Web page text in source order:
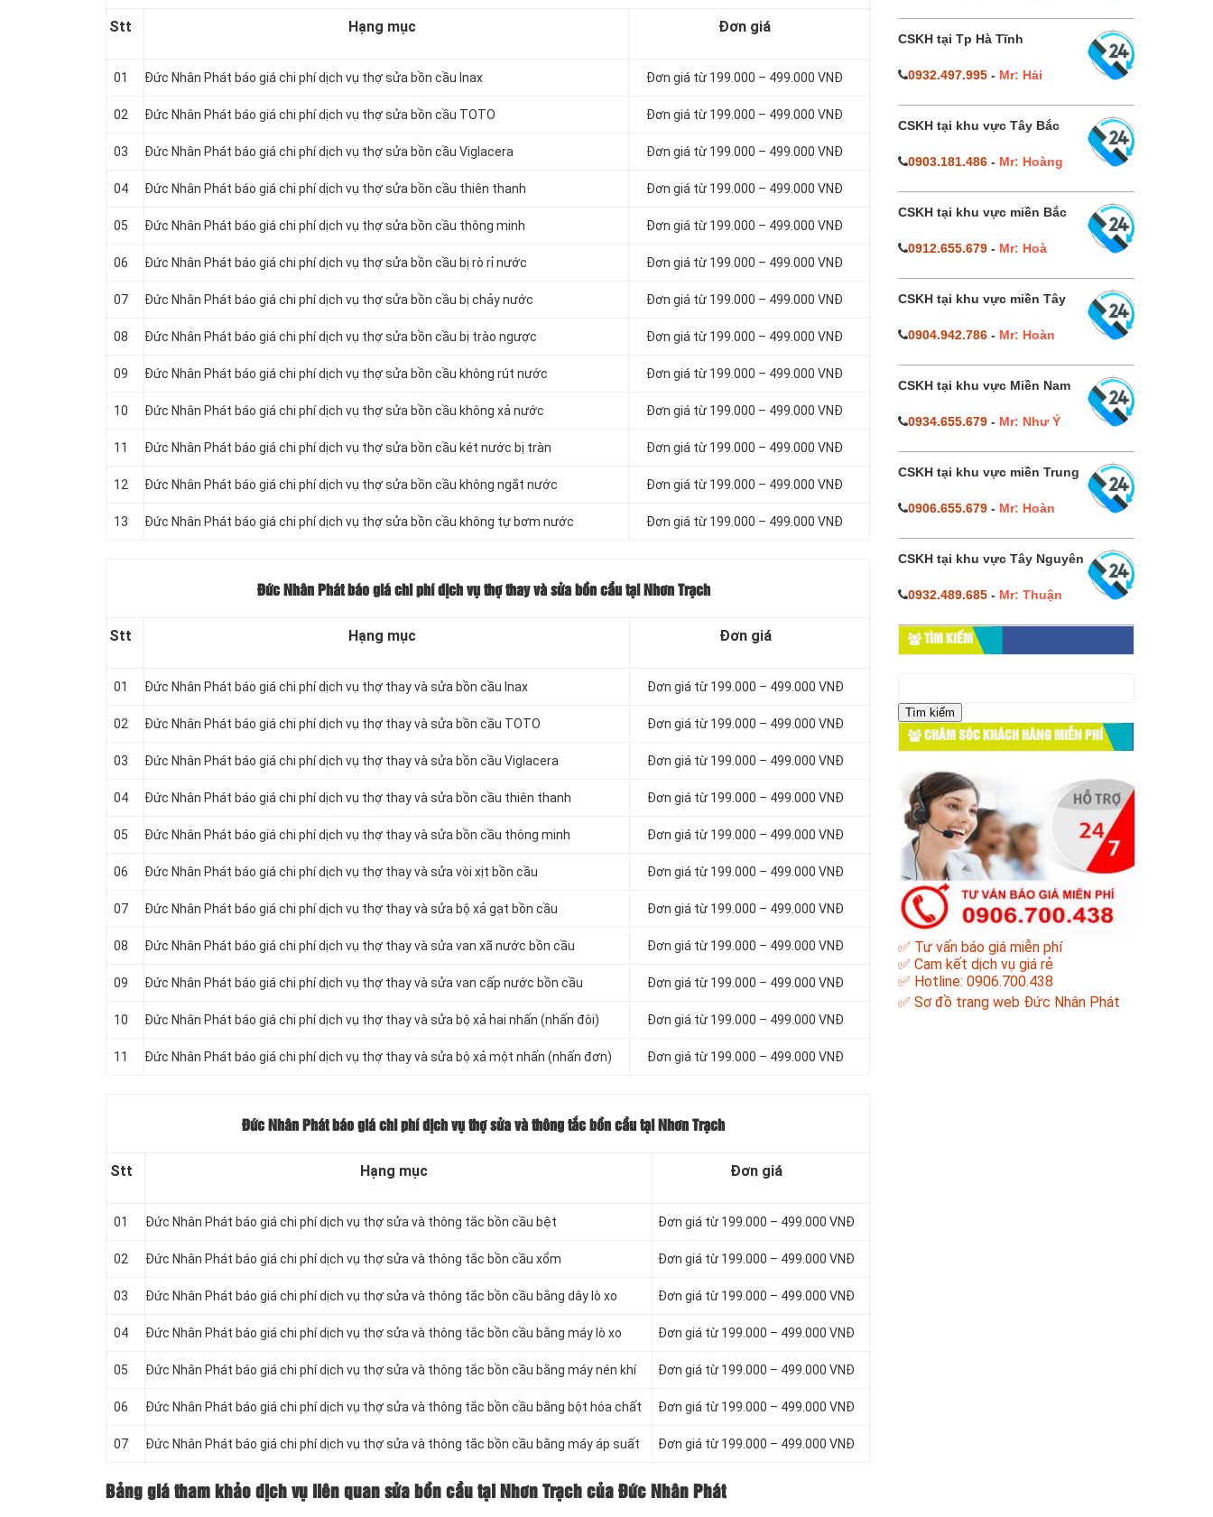
Stt Hạng mục Đơn giá
01 Đức Nhân Phát báo giá chi phí dịch vụ thợ sửa bồn cầu Inax Đơn giá từ 199.000 – 499.000 VNĐ
02 Đức Nhân Phát báo giá chi phí dịch vụ thợ sửa bồn cầu TOTO Đơn giá từ 199.000 – 499.000 VNĐ
03 Đức Nhân Phát báo giá chi phí dịch vụ thợ sửa bồn cầu Viglacera Đơn giá từ 199.000 – 499.000 VNĐ
04 Đức Nhân Phát báo giá chi phí dịch vụ thợ sửa bồn cầu thiên thanh Đơn giá từ 199.000 – 499.000 VNĐ
05 Đức Nhân Phát báo giá chi phí dịch vụ thợ sửa bồn cầu thông minh Đơn giá từ 199.000 – 499.000 VNĐ
06 Đức Nhân Phát báo giá chi phí dịch vụ thợ sửa bồn cầu bị rò rỉ nước Đơn giá từ 199.000 – 499.000 VNĐ
07 Đức Nhân Phát báo giá chi phí dịch vụ thợ sửa bồn cầu bị chảy nước Đơn giá từ 199.000 – 499.000 VNĐ
08 Đức Nhân Phát báo giá chi phí dịch vụ thợ sửa bồn cầu bị trào ngược Đơn giá từ 199.000 – 499.000 VNĐ
09 Đức Nhân Phát báo giá chi phí dịch vụ thợ sửa bồn cầu không rút nước Đơn giá từ 199.000 – 499.000 VNĐ
10 Đức Nhân Phát báo giá chi phí dịch vụ thợ sửa bồn cầu không xả nước Đơn giá từ 199.000 – 499.000 VNĐ
11 Đức Nhân Phát báo giá chi phí dịch vụ thợ sửa bồn cầu két nước bị tràn Đơn giá từ 199.000 – 499.000 VNĐ
12 Đức Nhân Phát báo giá chi phí dịch vụ thợ sửa bồn cầu không ngắt nước Đơn giá từ 199.000 – 499.000 VNĐ
13 Đức Nhân Phát báo giá chi phí dịch vụ thợ sửa bồn cầu không tự bơm nước Đơn giá từ 199.000 – 499.000 VNĐ
Đức Nhân Phát báo giá chi phí dịch vụ thợ thay và sửa bồn cầu tại Nhơn Trạch
Stt Hạng mục Đơn giá
01 Đức Nhân Phát báo giá chi phí dịch vụ thợ thay và sửa bồn cầu Inax Đơn giá từ 199.000 – 499.000 VNĐ
02 Đức Nhân Phát báo giá chi phí dịch vụ thợ thay và sửa bồn cầu TOTO Đơn giá từ 199.000 – 499.000 VNĐ
03 Đức Nhân Phát báo giá chi phí dịch vụ thợ thay và sửa bồn cầu Viglacera Đơn giá từ 199.000 – 499.000 VNĐ
04 Đức Nhân Phát báo giá chi phí dịch vụ thợ thay và sửa bồn cầu thiên thanh Đơn giá từ 199.000 – 499.000 VNĐ
05 Đức Nhân Phát báo giá chi phí dịch vụ thợ thay và sửa bồn cầu thông minh Đơn giá từ 199.000 – 499.000 VNĐ
06 Đức Nhân Phát báo giá chi phí dịch vụ thợ thay và sửa vòi xịt bồn cầu Đơn giá từ 199.000 – 499.000 VNĐ
07 Đức Nhân Phát báo giá chi phí dịch vụ thợ thay và sửa bộ xả gạt bồn cầu Đơn giá từ 199.000 – 499.000 VNĐ
08 Đức Nhân Phát báo giá chi phí dịch vụ thợ thay và sửa van xã nước bồn cầu Đơn giá từ 199.000 – 499.000 VNĐ
09 Đức Nhân Phát báo giá chi phí dịch vụ thợ thay và sửa van cấp nước bồn cầu Đơn giá từ 199.000 – 499.000 VNĐ
10 Đức Nhân Phát báo giá chi phí dịch vụ thợ thay và sửa bộ xả hai nhấn (nhấn đôi) Đơn giá từ 199.000 – 499.000 VNĐ
11 Đức Nhân Phát báo giá chi phí dịch vụ thợ thay và sửa bộ xả một nhấn (nhấn đơn) Đơn giá từ 199.000 – 499.000 VNĐ
Đức Nhân Phát báo giá chi phí dịch vụ thợ sửa và thông tắc bồn cầu tại Nhơn Trạch
Stt Hạng mục Đơn giá
01 Đức Nhân Phát báo giá chi phí dịch vụ thợ sửa và thông tắc bồn cầu bệt Đơn giá từ 199.000 – 499.000 VNĐ
02 Đức Nhân Phát báo giá chi phí dịch vụ thợ sửa và thông tắc bồn cầu xổm Đơn giá từ 199.000 – 499.000 VNĐ
03 Đức Nhân Phát báo giá chi phí dịch vụ thợ sửa và thông tắc bồn cầu bằng dây lò xo Đơn giá từ 199.000 – 499.000 VNĐ
04 Đức Nhân Phát báo giá chi phí dịch vụ thợ sửa và thông tắc bồn cầu bằng máy lò xo Đơn giá từ 199.000 – 499.000 VNĐ
05 Đức Nhân Phát báo giá chi phí dịch vụ thợ sửa và thông tắc bồn cầu bằng máy nén khí Đơn giá từ 199.000 – 499.000 VNĐ
06 Đức Nhân Phát báo giá chi phí dịch vụ thợ sửa và thông tắc bồn cầu bằng bột hóa chất Đơn giá từ 199.000 – 499.000 VNĐ
07 Đức Nhân Phát báo giá chi phí dịch vụ thợ sửa và thông tắc bồn cầu bằng máy áp suất Đơn giá từ 199.000 – 499.000 VNĐ
Bảng giá tham khảo dịch vụ liên quan sửa bồn cầu tại Nhơn Trạch của Đức Nhân Phát
CSKH tại Tp Hà Tĩnh
0932.497.995- Mr: Hải
CSKH tại khu vực Tây Bắc
0903.181.486- Mr: Hoàng
CSKH tại khu vực miền Bắc
0912.655.679- Mr: Hoà
CSKH tại khu vực miền Tây
0904.942.786- Mr: Hoàn
CSKH tại khu vực Miền Nam
0934.655.679- Mr: Như Ý
CSKH tại khu vực miền Trung
0906.655.679- Mr: Hoàn
CSKH tại khu vực Tây Nguyên
0932.489.685- Mr: Thuận
TÌM KIẾM
cho:
CHĂM SÓC KHÁCH HÀNG MIỄN PHÍ
✅ Tư vấn báo giá miễn phí
✅ Cam kết dịch vụ giá rẻ
✅ Hotline: 0906.700.438
✅ Sơ đồ trang web Đức Nhân Phát